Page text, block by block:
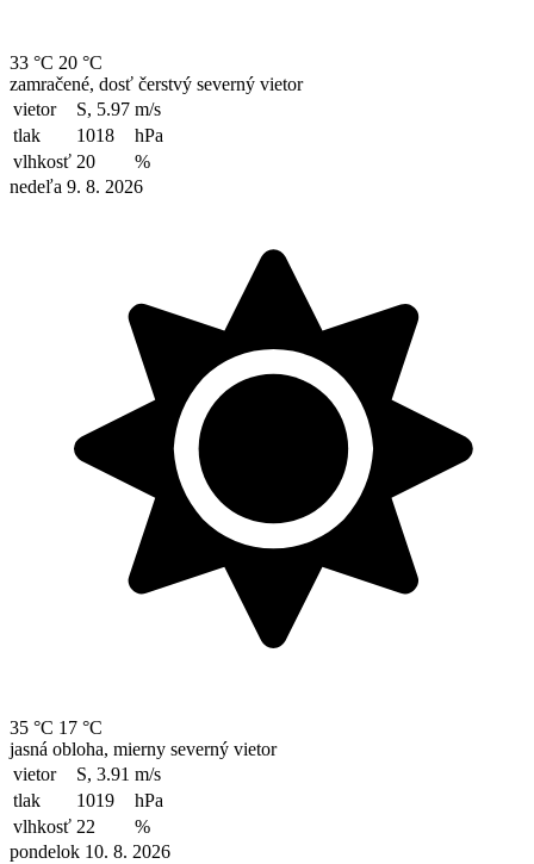
33 °C 20 °C
zamračené, dosť čerstvý severný vietor
vietor
S, 5.97 m/s
tlak
1018
hPa
vlhkosť 20
%
nedeľa 9. 8. 2026
35 °C 17 °C
jasná obloha, mierny severný vietor
vietor
S, 3.91 m/s
tlak
1019
hPa
vlhkosť 22
%
pondelok 10. 8. 2026